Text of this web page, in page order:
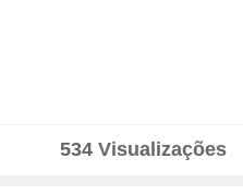
534 Visualizações